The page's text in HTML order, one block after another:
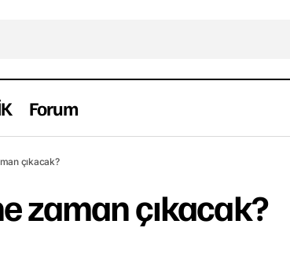
Forum
Haber Resident Evil filmi ne zaman çıkacak?
çıkacak?
zaman çıkacak?